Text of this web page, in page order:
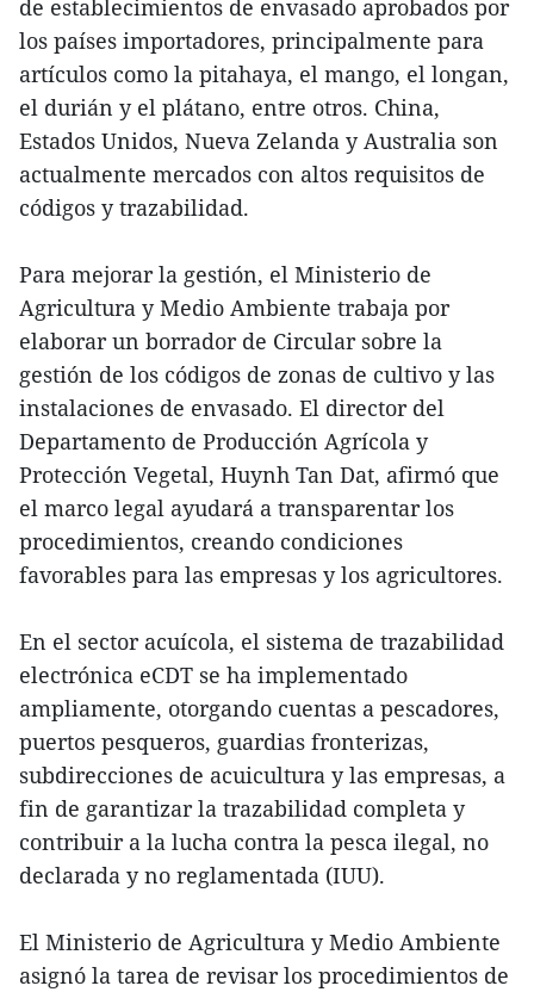
de establecimientos de envasado aprobados por
los países importadores, principalmente para
artículos como la pitahaya, el mango, el longan,
el durián y el plátano, entre otros. China,
Estados Unidos, Nueva Zelanda y Australia son
actualmente mercados con altos requisitos de
códigos y trazabilidad.
Para mejorar la gestión, el Ministerio de
Agricultura y Medio Ambiente trabaja por
elaborar un borrador de Circular sobre la
gestión de los códigos de zonas de cultivo y las
instalaciones de envasado. El director del
Departamento de Producción Agrícola y
Protección Vegetal, Huynh Tan Dat, afirmó que
el marco legal ayudará a transparentar los
procedimientos, creando condiciones
favorables para las empresas y los agricultores.
En el sector acuícola, el sistema de trazabilidad
electrónica eCDT se ha implementado
ampliamente, otorgando cuentas a pescadores,
puertos pesqueros, guardias fronterizas,
subdirecciones de acuicultura y las empresas, a
fin de garantizar la trazabilidad completa y
contribuir a la lucha contra la pesca ilegal, no
declarada y no reglamentada (IUU).
El Ministerio de Agricultura y Medio Ambiente
asignó la tarea de revisar los procedimientos de